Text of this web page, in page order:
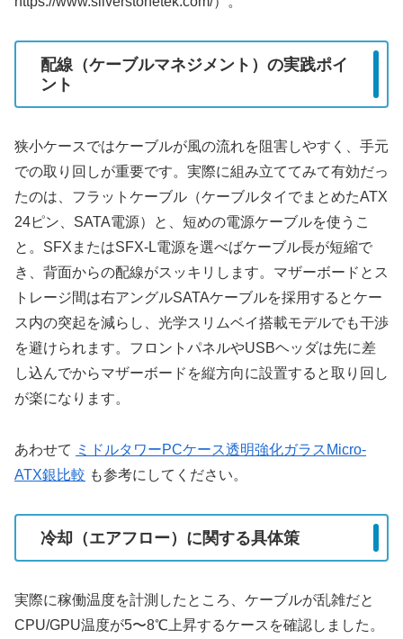
配線（ケーブルマネジメント）の実践ポイ
ント
狭小ケースではケーブルが風の流れを阻害しやすく、手元
での取り回しが重要です。実際に組み立ててみて有効だっ
たのは、フラットケーブル（ケーブルタイでまとめたATX
24ピン、SATA電源）と、短めの電源ケーブルを使うこ
と。SFXまたはSFX-L電源を選べばケーブル長が短縮で
き、背面からの配線がスッキリします。マザーボードとス
トレージ間は右アングルSATAケーブルを採用するとケー
ス内の突起を減らし、光学スリムベイ搭載モデルでも干渉
を避けられます。フロントパネルやUSBヘッダは先に差
し込んでからマザーボードを縦方向に設置すると取り回し
が楽になります。
あわせて ミドルタワーPCケース透明強化ガラスMicro-
ATX銀比較 も参考にしてください。
冷却（エアフロー）に関する具体策
実際に稼働温度を計測したところ、ケーブルが乱雑だと
CPU/GPU温度が5〜8℃上昇するケースを確認しました。